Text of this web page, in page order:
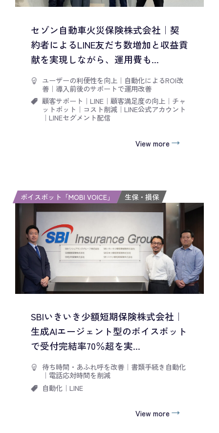
セゾン自動車火災保険株式会社｜契
約者によるLINE友だち数増加と収益貢
献を実現しながら、運用費も...
ユーザーの利便性を向上 ｜ 自動化によるROI改
善｜ 導入前後のサポートで運用改善
顧客サポート ｜ LINE｜ 顧客満足度の向上｜ チャ
ットボット ｜ コスト削減｜ LINE公式アカウント
｜ LINEセグメント配信
View more
ボイスボット「MOBI VOICE」 生保・損保
SBIいきいき少額短期保険株式会社｜
生成AIエージェント型のボイスボット
で受付完結率70％超を実...
待ち時間・あふれ呼を改善｜ 書類手続き自動化
｜ 電話応対時間を削減
自動化｜ LINE
View more